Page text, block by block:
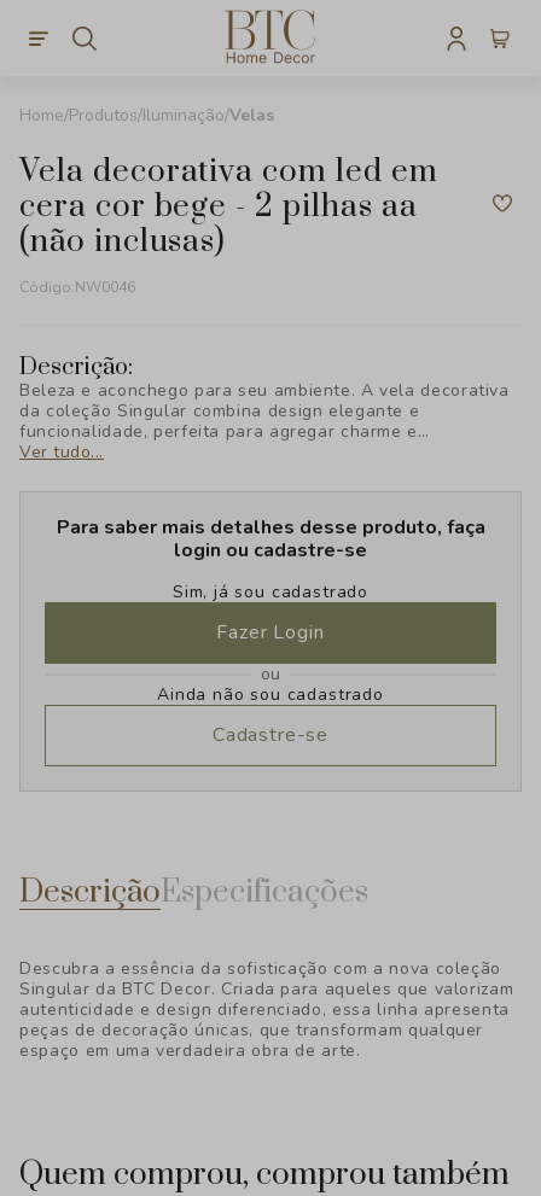
Produtos Iluminação Velas
vela decorativa com led em
cera cor bege - 2 pilhas aa
(não inclusas)
Código:NW0046
Descrição:
Beleza e aconchego para seu ambiente. A vela decorativa
da coleção Singular combina design elegante e
funcionalidade, perfeita para agregar charme e
sofisticação à sua decoração. Descubra o toque exclusivo
Ver tudo...
Para saber mais detalhes desse produto, faça
login ou cadastre-se
Sim, já sou cadastrado
Fazer Login
ou
Ainda não sou cadastrado
Cadastre-se
DescriçãoEspecificações
Descubra a essência da sofisticação com a nova coleção
Singular da BTC Decor. Criada para aqueles que valorizam
autenticidade e design diferenciado, essa linha apresenta
peças de decoração únicas, que transformam qualquer
espaço em uma verdadeira obra de arte.
Quem comprou, comprou também